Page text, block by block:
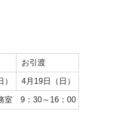
お引渡
4月19日（日）
室 9：30～16：00